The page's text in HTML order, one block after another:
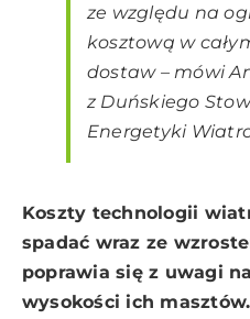
ze względu na
kosztową w
dostaw – mówi
z Duńskiego
Energetyki
Koszty technologii
spadać wraz ze
poprawia się z uwagi
wysokości ich